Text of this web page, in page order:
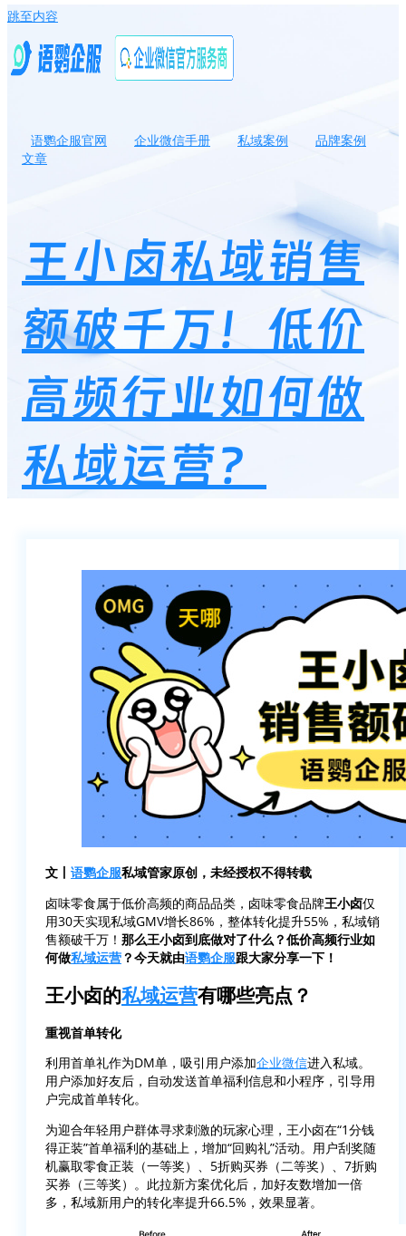
跳至内容
语鹦企服官网 企业微信手册 私域案例
品牌案例
文章
王小卤私域销售
额破千万！低价
高频行业如何做
私域运营？
文丨 语鹦企服私域管家原创，未经授权不得转载
卤味零食属于低价高频的商品品类，卤味零食品牌王小卤仅
用30天实现私域GMV增长86%，整体转化提升55%，私域销
售额破千万！ 那么王小卤到底做对了什么？低价高频行业如
何做私域运营？今天就由语鹦企服跟大家分享一下！
王小卤的私域运营有哪些亮点？
重视首单转化
利用首单礼作为DM单，吸引用户添加企业微信进入私域。
用户添加好友后，自动发送首单福利信息和小程序，引导用
户完成首单转化。
为迎合年轻用户群体寻求刺激的玩家心理，王小卤在“1分钱
得正装”首单福利的基础上，增加“回购礼”活动。用户刮奖随
机赢取零食正装（一等奖）、5折购买券（二等奖）、7折购
买券（三等奖）。此拉新方案优化后，加好友数增加一倍
多，私域新用户的转化率提升66.5%，效果显著。